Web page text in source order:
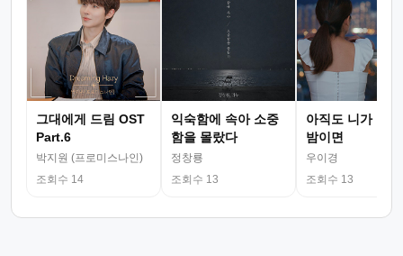
그대에게 드림 OST
Part.6
박지원 (프로미스나인)
조회수 14
익숙함에 속아 소중
함을 몰랐다
정창룡
조회수 13
아직도 니가 그
밤이면
우이경
조회수 13